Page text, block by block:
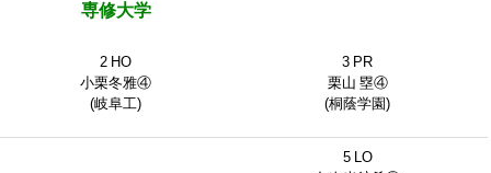
専修大学
2 HO
小栗冬雅④
(岐阜工)
3 PR
栗山 塁④
(桐蔭学園)
5 LO